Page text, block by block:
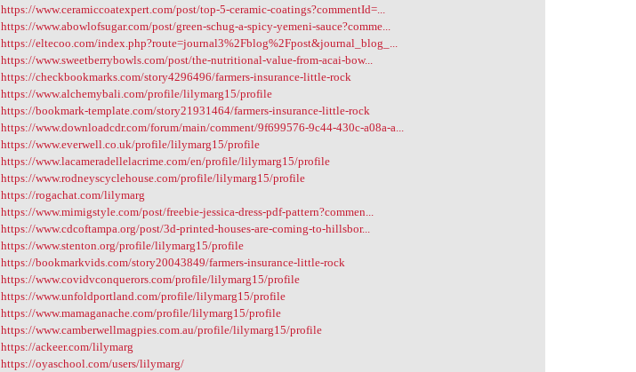
https://www.ceramiccoatexpert.com/post/top-5-ceramic-coatings?commentId=...
https://www.abowlofsugar.com/post/green-schug-a-spicy-yemeni-sauce?comme...
https://eltecoo.com/index.php?route=journal3%2Fblog%2Fpost&journal_blog_...
https://www.sweetberrybowls.com/post/the-nutritional-value-from-acai-bow...
https://checkbookmarks.com/story4296496/farmers-insurance-little-rock
https://www.alchemybali.com/profile/lilymarg15/profile
https://bookmark-template.com/story21931464/farmers-insurance-little-rock
https://www.downloadcdr.com/forum/main/comment/9f699576-9c44-430c-a08a-a...
https://www.everwell.co.uk/profile/lilymarg15/profile
https://www.lacameradellelacrime.com/en/profile/lilymarg15/profile
https://www.rodneyscyclehouse.com/profile/lilymarg15/profile
https://rogachat.com/lilymarg
https://www.mimigstyle.com/post/freebie-jessica-dress-pdf-pattern?commen...
https://www.cdcoftampa.org/post/3d-printed-houses-are-coming-to-hillsbor...
https://www.stenton.org/profile/lilymarg15/profile
https://bookmarkvids.com/story20043849/farmers-insurance-little-rock
https://www.covidvconquerors.com/profile/lilymarg15/profile
https://www.unfoldportland.com/profile/lilymarg15/profile
https://www.mamaganache.com/profile/lilymarg15/profile
https://www.camberwellmagpies.com.au/profile/lilymarg15/profile
https://ackeer.com/lilymarg
https://oyaschool.com/users/lilymarg/